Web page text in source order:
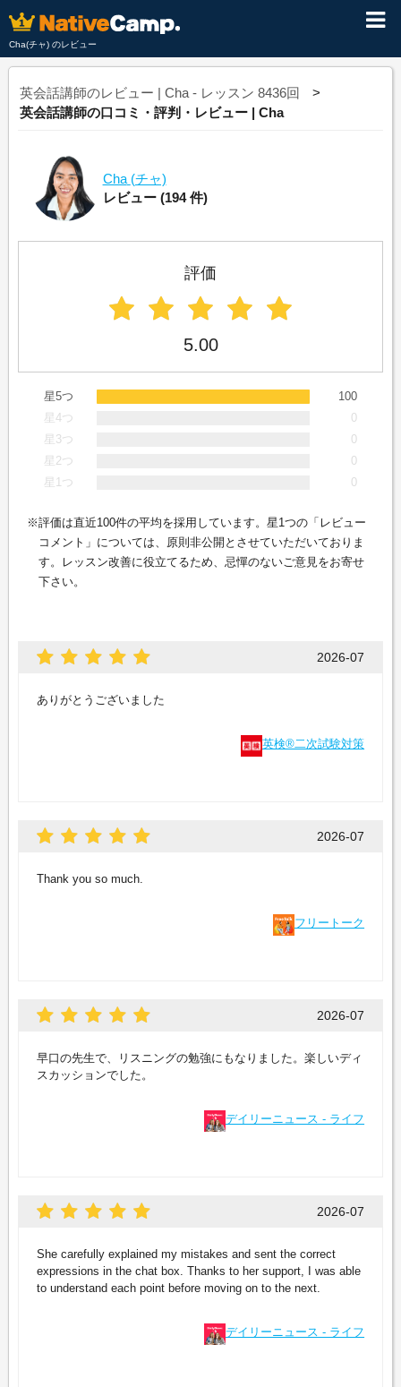
Cha(チャ) のレビュー
英会話講師のレビュー | Cha - レッスン 8436回
英会話講師の口コミ・評判・レビュー | Cha
Cha (チャ)
レビュー (194 件)
評価
5.00
星5つ
100
星4つ
0
星3つ
0
星2つ
0
星1つ
0
評価は直近100件の平均を採用しています。星1つの「レビュー
コメント」については、原則非公開とさせていただいておりま
す。レッスン改善に役立てるため、忌憚のないご意見をお寄せ
下さい。
2026-07
ありがとうございました
英検®二次試験対策
2026-07
Thank you so much.
フリートーク
2026-07
早口の先生で、リスニングの勉強にもなりました。楽しいディ
スカッションでした。
デイリーニュース - ライフ
2026-07
She carefully explained my mistakes and sent the correct
expressions in the chat box. Thanks to her support, I was able
to understand each point before moving on to the next.
デイリーニュース - ライフ